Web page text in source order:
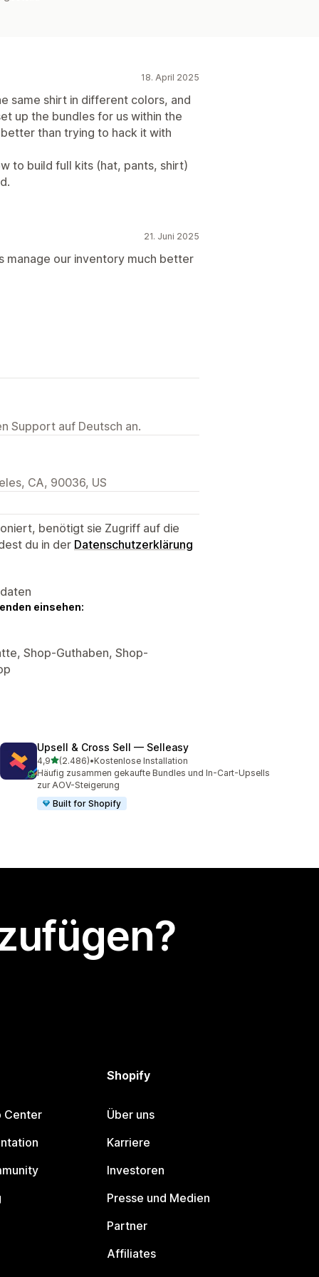
18. April 2025
same shirt in different colors, and
up the bundles for us within the
than trying to hack it with
to build full kits (hat, pants, shirt)
21. Juni 2025
manage our inventory much better
Support auf Deutsch an.
CA, 90036, US
benötigt sie Zugriff auf die
du in der Datenschutzerklärung
einsehen:
Shop-Guthaben, Shop-
Upsell & Cross Sell — Selleasy
4,9von 5 Sternen
(2.486)
2486 Rezensionen insgesamt
•Kostenlose Installation
Häufig zusammen gekaufte Bundles und In-Cart-Upsells
zur AOV-Steigerung
Built for Shopify
Center
Shopify
Über uns
Karriere
Investoren
Presse und Medien
Partner
Affiliates